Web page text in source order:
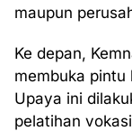
maupun
Ke depan,
membuka pintu
Upaya ini
pelatihan